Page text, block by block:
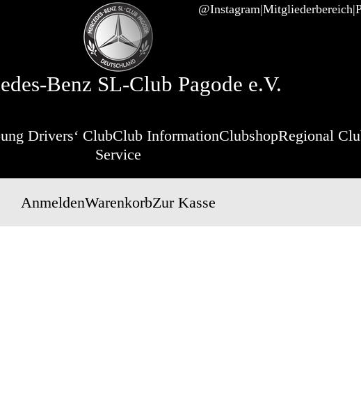
@Instagram Mitgliederbereich
Benz SL-Club Pagode e.V.
Drivers‘ ClubClub InformationClubshopRegional
Service
AnmeldenWarenkorbZur Kasse